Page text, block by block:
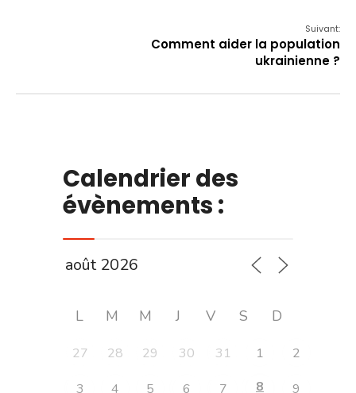
Suivant:
Comment aider la population
ukrainienne ?
Calendrier des
évènements :
L M M J V S D
27 28 29 30 31 1 2
3 4 5 6 7 8 9